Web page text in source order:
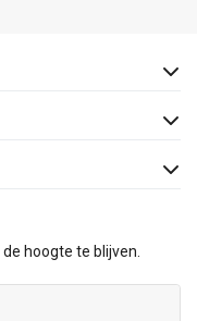
hoogte te blijven.